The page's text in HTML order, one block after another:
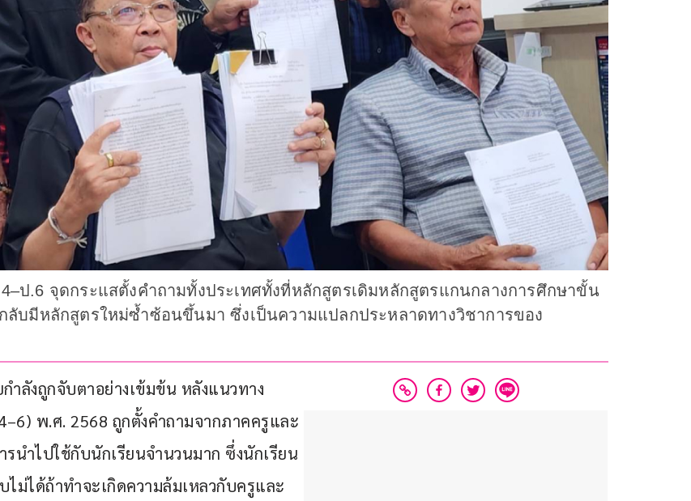
ป.6 จุดกระแสตั้งคำถามทั้งประเทศทั้งที่หลักสูตรเดิมหลักสูตรแกนกลางการศึกษาขั้น
ลับมีหลักสูตรใหม่ซ้ำซ้อนขึ้นมา ซึ่งเป็นความแปลกประหลาดทางวิชาการของ
ลังถูกจับตาอย่างเข้มข้น หลังแนวทาง
พ.ศ. 2568 ถูกตั้งคำถามจากภาคครูและ
นำไปใช้กับนักเรียนจำนวนมาก ซึ่งนักเรียน
ม่ได้ถ้าทำจะเกิดความล้มเหลวกับครูและ